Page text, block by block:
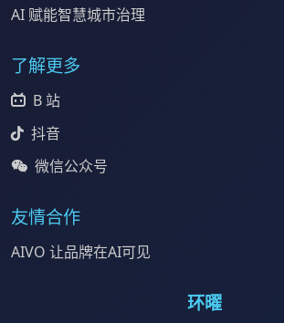
AI 赋能智慧城市治理
了解更多
B 站
抖音
微信公众号
友情合作
AIVO 让品牌在AI可见
环曜